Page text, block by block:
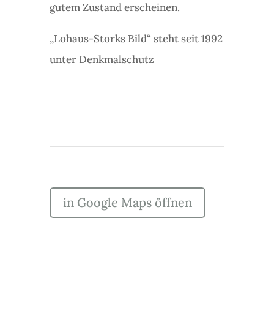
gutem Zustand erscheinen.
„Lohaus-Storks Bild“ steht seit 1992
unter Denkmalschutz
in Google Maps öffnen